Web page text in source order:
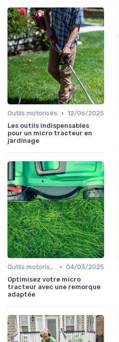
Outils motorisés • 12/06/2025
Les outils indispensables
pour un micro tracteur en
jardinage
Outils motorisés • 04/03/2025
Optimisez votre micro
tracteur avec une remorque
adaptée